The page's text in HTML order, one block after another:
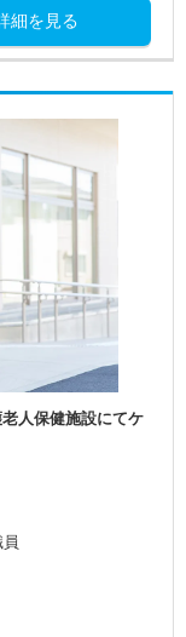
細を見る
人保健施設にてケ